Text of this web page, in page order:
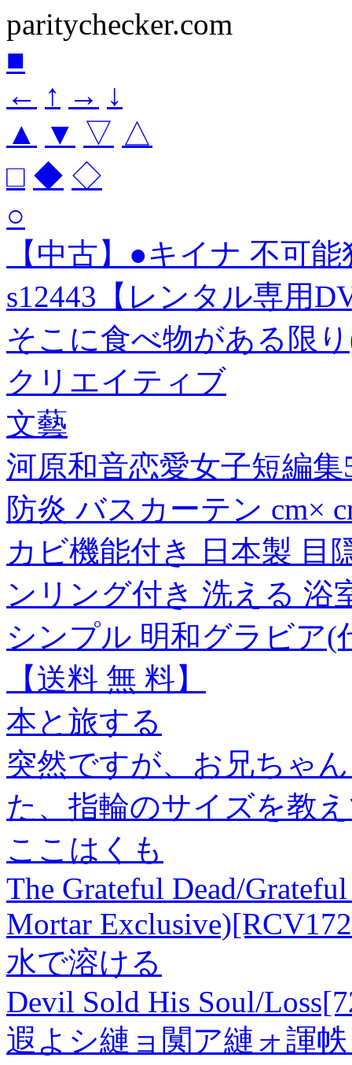
paritychecker.com
■
← ↑ → ↓
▲
▼ ▽ △
□ ◆ ◇
○
【中古】●キイナ 不可
s12443【レンタル専用
そこに食べ物がある限
クリエイティブ
文藝
河原和音恋愛女子短編
防炎 バスカーテン cm×
カビ機能付き 日本製 目
ンリング付き 洗える 浴
シンプル 明和グラビア(
【送料 無 料】
本と旅する
突然ですが、お兄ちゃ
た、指輪のサイズを教
ここはくも
The Grateful Dead/
Mortar Exclusive)
水で溶ける
Devil Sold His Soul/
遐よシ縺ョ闃ア縺ォ諢